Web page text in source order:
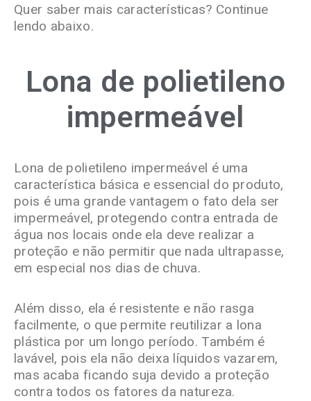
Quer saber mais características? Continue
lendo abaixo.
Lona de polietileno
impermeável
Lona de polietileno impermeável é uma
característica básica e essencial do produto,
pois é uma grande vantagem o fato dela ser
impermeável, protegendo contra entrada de
água nos locais onde ela deve realizar a
proteção e não permitir que nada ultrapasse,
em especial nos dias de chuva.
Além disso, ela é resistente e não rasga
facilmente, o que permite reutilizar a lona
plástica por um longo período. Também é
lavável, pois ela não deixa líquidos vazarem,
mas acaba ficando suja devido a proteção
contra todos os fatores da natureza.